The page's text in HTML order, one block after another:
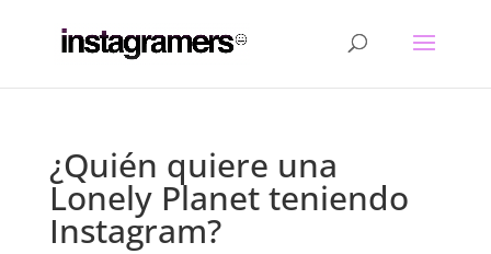
¿Quién quiere una
Lonely Planet teniendo
Instagram?